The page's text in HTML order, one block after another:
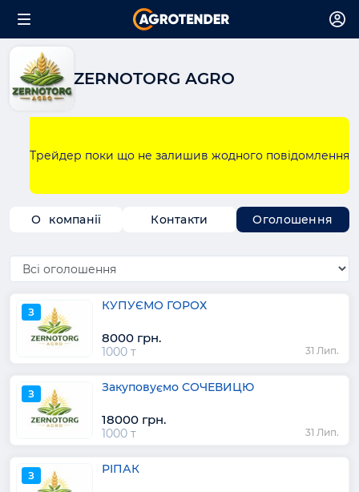
ZERNOTORG AGRO
Трейдер поки що не залишив жодного повідомлення
О компанії Контакти Оголошення
З КУПУЄМО ГОРОХ
8000 грн.
1000 т 31 Лип.
З Закуповуємо СОЧЕВИЦЮ
18000 грн.
1000 т 31 Лип.
З РІПАК